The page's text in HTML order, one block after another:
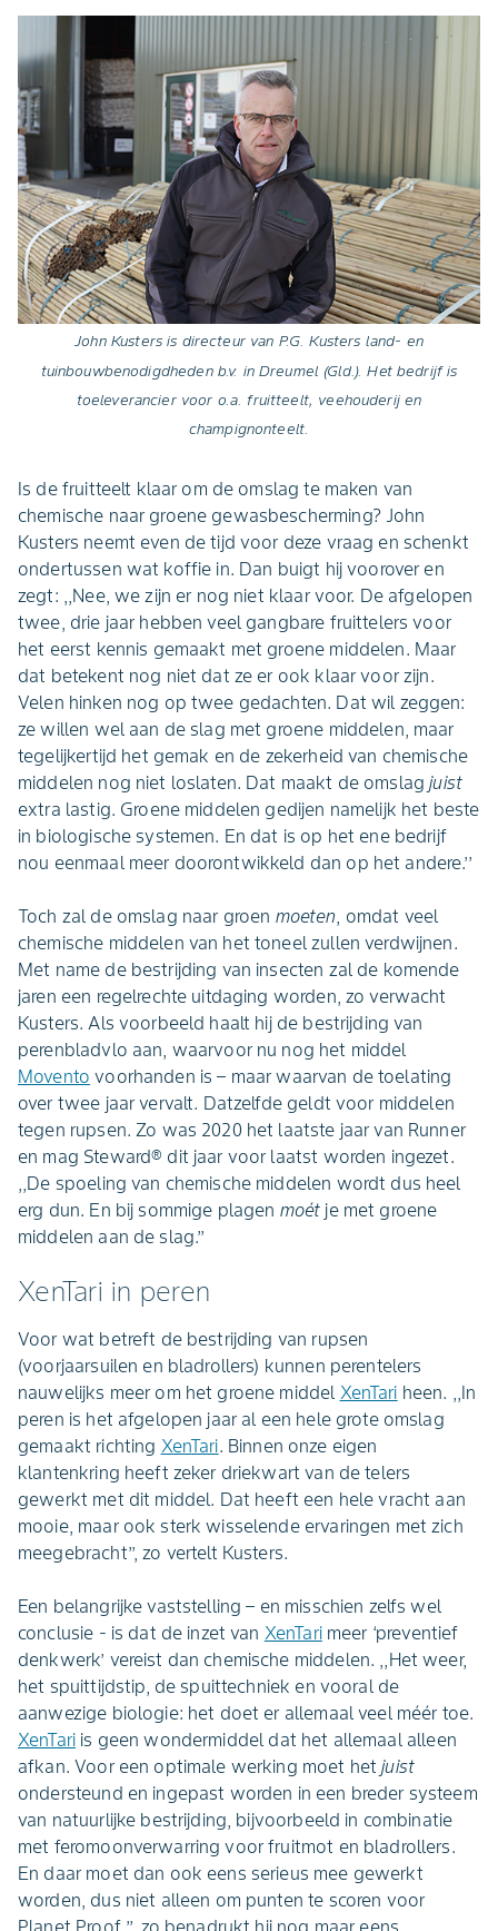
John Kusters is directeur van P.G. Kusters land- en
tuinbouwbenodigdheden b.v. in Dreumel (Gld.). Het bedrijf is
toeleverancier voor o.a. fruitteelt, veehouderij en
champignonteelt.
Is de fruitteelt klaar om de omslag te maken van
chemische naar groene gewasbescherming? John
Kusters neemt even de tijd voor deze vraag en schenkt
ondertussen wat koffie in. Dan buigt hij voorover en
zegt: ,,Nee, we zijn er nog niet klaar voor. De afgelopen
twee, drie jaar hebben veel gangbare fruittelers voor
het eerst kennis gemaakt met groene middelen. Maar
dat betekent nog niet dat ze er ook klaar voor zijn.
Velen hinken nog op twee gedachten. Dat wil zeggen:
ze willen wel aan de slag met groene middelen, maar
tegelijkertijd het gemak en de zekerheid van chemische
middelen nog niet loslaten. Dat maakt de omslagjuist
extra lastig. Groene middelen gedijen namelijk het beste
in biologische systemen. En dat is op het ene bedrijf
nou eenmaal meer doorontwikkeld dan op het andere.’’
Toch zal de omslag naar groen moeten , omdat veel
chemische middelen van het toneel zullen verdwijnen.
Met name de bestrijding van insecten zal de komende
jaren een regelrechte uitdaging worden, zo verwacht
Kusters. Als voorbeeld haalt hij de bestrijding van
perenbladvlo aan, waarvoor nu nog het middel
Movento voorhanden is – maar waarvan de toelating
over twee jaar vervalt. Datzelfde geldt voor middelen
tegen rupsen. Zo was 2020 het laatste jaar van Runner
en mag Steward® dit jaar voor laatst worden ingezet.
,,De spoeling van chemische middelen wordt dus heel
erg dun. En bij sommige plagen moét je met groene
middelen aan de slag.’’
XenTari in peren
Voor wat betreft de bestrijding van rupsen
(voorjaarsuilen en bladrollers) kunnen perentelers
nauwelijks meer om het groene middel XenTari heen. ,,In
peren is het afgelopen jaar al een hele grote omslag
gemaakt richting XenTari. Binnen onze eigen
klantenkring heeft zeker driekwart van de telers
gewerkt met dit middel. Dat heeft een hele vracht aan
mooie, maar ook sterk wisselende ervaringen met zich
meegebracht’’, zo vertelt Kusters.
Een belangrijke vaststelling – en misschien zelfs wel
conclusie - is dat de inzet van XenTarimeer ‘preventief
denkwerk’ vereist dan chemische middelen. ,,Het weer,
het spuittijdstip, de spuittechniek en vooral de
aanwezige biologie: het doet er allemaal veel méér toe.
XenTari is geen wondermiddel dat het allemaal alleen
afkan. Voor een optimale werking moet hetjuist
ondersteund en ingepast worden in een breder systeem
van natuurlijke bestrijding, bijvoorbeeld in combinatie
met feromoonverwarring voor fruitmot en bladrollers.
En daar moet dan ook eens serieus mee gewerkt
worden, dus niet alleen om punten te scoren voor
Planet Proof ’’, zo benadrukt hij nog maar eens.